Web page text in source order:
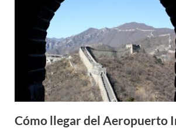
Cómo llegar del Aeropuerto